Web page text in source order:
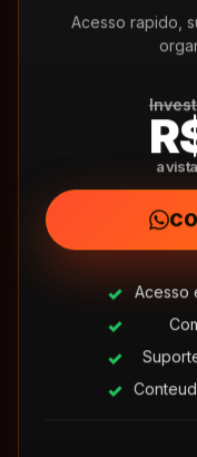
Acesso rapido,
Acesso